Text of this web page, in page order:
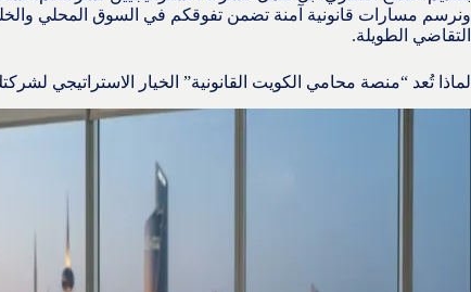
ونرسم مسارات قانونية آمنة تضمن تفوقكم في السوق المحلي
التقاضي الطويلة.
لماذا تُعد “منصة محامي الكويت القانونية” الخيار الاستراتيجي